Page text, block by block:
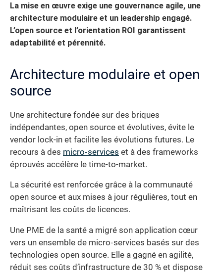
La mise en œuvre exige une gouvernance agile, une
architecture modulaire et un leadership engagé.
L’open source et l’orientation ROI garantissent
adaptabilité et pérennité.
Architecture modulaire et open
source
Une architecture fondée sur des briques
indépendantes, open source et évolutives, évite le
vendor lock-in et facilite les évolutions futures. Le
recours à des micro‐services et à des frameworks
éprouvés accélère le time-to-market.
La sécurité est renforcée grâce à la communauté
open source et aux mises à jour régulières, tout en
maîtrisant les coûts de licences.
Une PME de la santé a migré son application cœur
vers un ensemble de micro‐services basés sur des
technologies open source. Elle a gagné en agilité,
réduit ses coûts d’infrastructure de 30 % et dispose